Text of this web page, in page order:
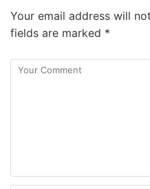
Your email address will
fields are marked *